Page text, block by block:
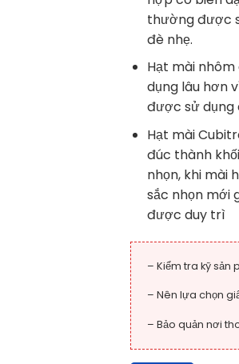
thường được
đè nhẹ.
Hạt mài
dụng lâu hơn
được sử dụng
Hạt mài
đúc thành
nhọn, khi mài
sắc nhọn mới
được duy trì
– Kiểm tra kỹ sản
– Nên lựa chọn
– Bảo quản nơi